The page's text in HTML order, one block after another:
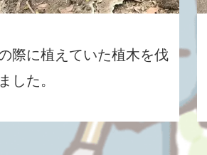
際に植えていた植木を伐
した。